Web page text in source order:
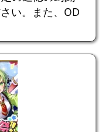
い。また、OD